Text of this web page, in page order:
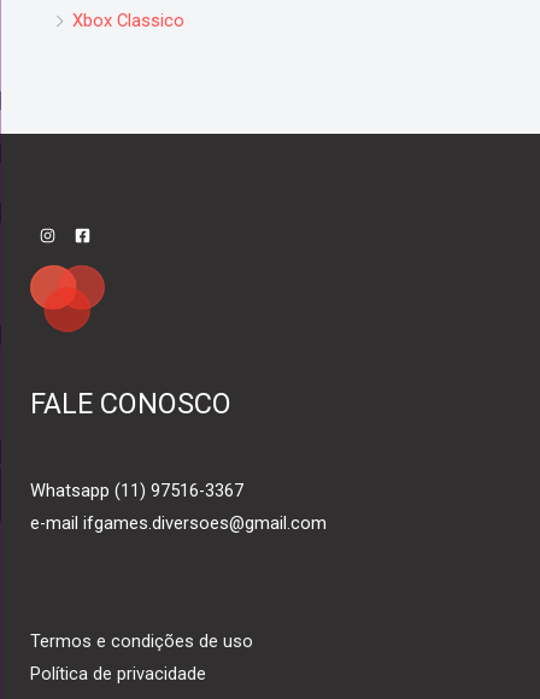
Xbox Classico
FALE CONOSCO
Whatsapp (11) 97516-3367
e-mail ifgames.diversoes@gmail.com
Termos e condições de uso
Política de privacidade